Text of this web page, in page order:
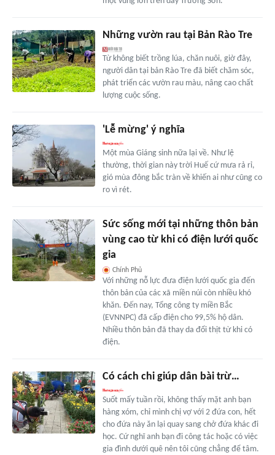
Những vườn rau tại Bản Rào Tre
Từ không biết trồng lúa, chăn nuôi, giờ đây,
người dân tại bản Rào Tre đã biết chăm sóc,
phát triển các vườn rau màu, nâng cao chất
lượng cuộc sống.
'Lễ mừng' ý nghĩa
Một mùa Giáng sinh nữa lại về. Như lệ
thường, thời gian này trời Huế cứ mưa rả rỉ,
gió mùa đông bắc tràn về khiến ai như cũng co
ro vì rét.
Sức sống mới tại những thôn bản
vùng cao từ khi có điện lưới quốc
gia
Chính Phủ
Với những nỗ lực đưa điện lưới quốc gia đến
thôn bản của các xã miền núi còn nhiều khó
khăn. Đến nay, Tổng công ty miền Bắc
(EVNNPC) đã cấp điện cho 99,5% hộ dân.
Nhiều thôn bản đã thay da đổi thịt từ khi có
điện.
Có cách chi giúp dân bài trừ…
Suốt mấy tuần rồi, không thấy mặt anh bạn
hàng xóm, chỉ mình chị vợ với 2 đứa con, hết
cho đứa này ăn lại quay sang chở đứa khác đi
học. Cứ nghĩ anh bạn đi công tác hoặc có việc
gia đình dưới quê nên tôi cũng chẳng để tâm.